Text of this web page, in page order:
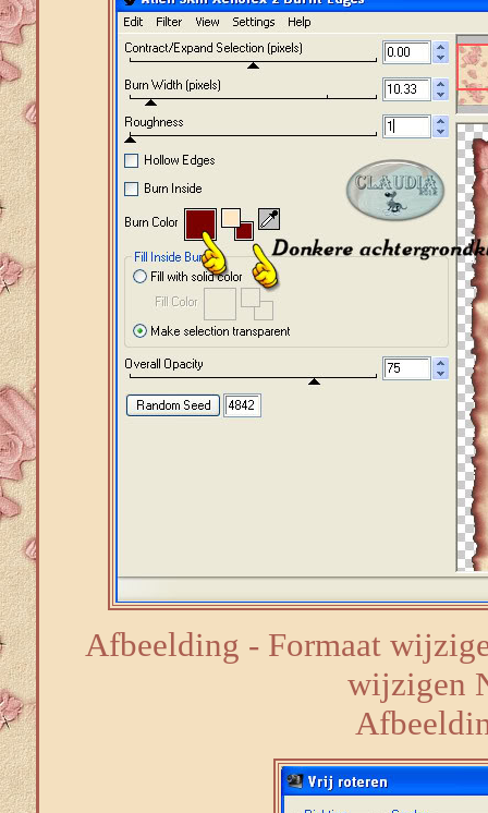
Afbeelding - Formaat
wijzigen